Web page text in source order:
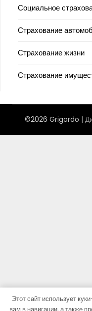
Социальное
Страхование
Страхование жизни
Страхование
©2026 Grigordo |
Этот сайт использует
вам в навигации, а также